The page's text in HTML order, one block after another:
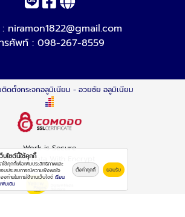
niramon1822@gmail.com
รศัพท์ : 098-267-8559
ติดตั้งกระจกอลูมิเนียม - อวยชัย อลูมิเนียม
Work is Secure
Protect Data With Encrypt
บไซต์นี้ใช้คุกกี้
าใช้คุกกี้เพื่อเพิ่มประสิทธิภาพและ
บประสบการณ์ความพึงพอใจ
งท่านในการใช้งานเว็บไซต์ เรียน
พิ่มเติม
ตั้งค่าคุกกี้ ยอมรับ